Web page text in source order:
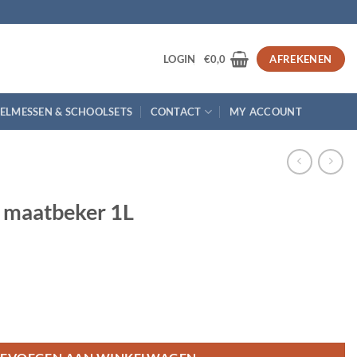
LOGIN €0,0 AFREKENEN
& SCHOOLSETS CONTACT MY ACCOUNT
1L